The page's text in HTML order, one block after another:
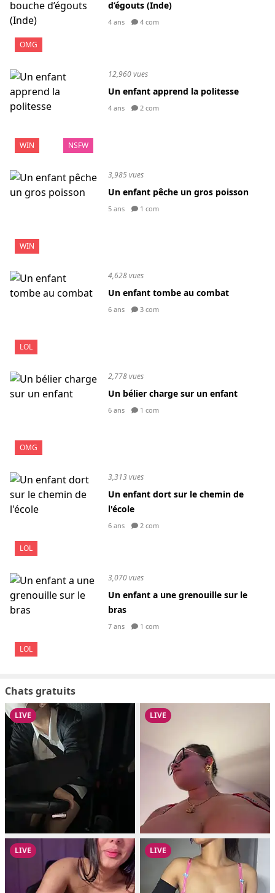
OMG
d’égouts (Inde)
4 ans 4 com
WIN NSFW
12,960 vues
Un enfant apprend la politesse
4 ans 2 com
WIN
3,985 vues
Un enfant pêche un gros poisson
5 ans 1 com
LOL
4,628 vues
Un enfant tombe au combat
6 ans 3 com
OMG
2,778 vues
Un bélier charge sur un enfant
6 ans 1 com
LOL
3,313 vues
Un enfant dort sur le chemin de
l'école
6 ans 2 com
LOL
3,070 vues
Un enfant a une grenouille sur le
bras
7 ans 1 com
Chats gratuits